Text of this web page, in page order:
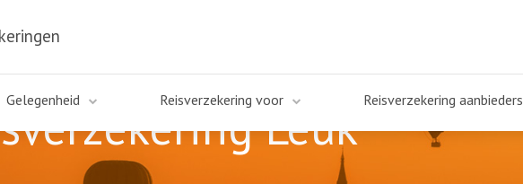
Gelegenheid Reisverzekering voor Reisverzekering aanbieders
Leuk